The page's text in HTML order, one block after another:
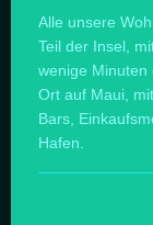
Alle unsere
Teil der Insel,
wenige Minuten
Ort auf Maui,
Bars,
Hafen.